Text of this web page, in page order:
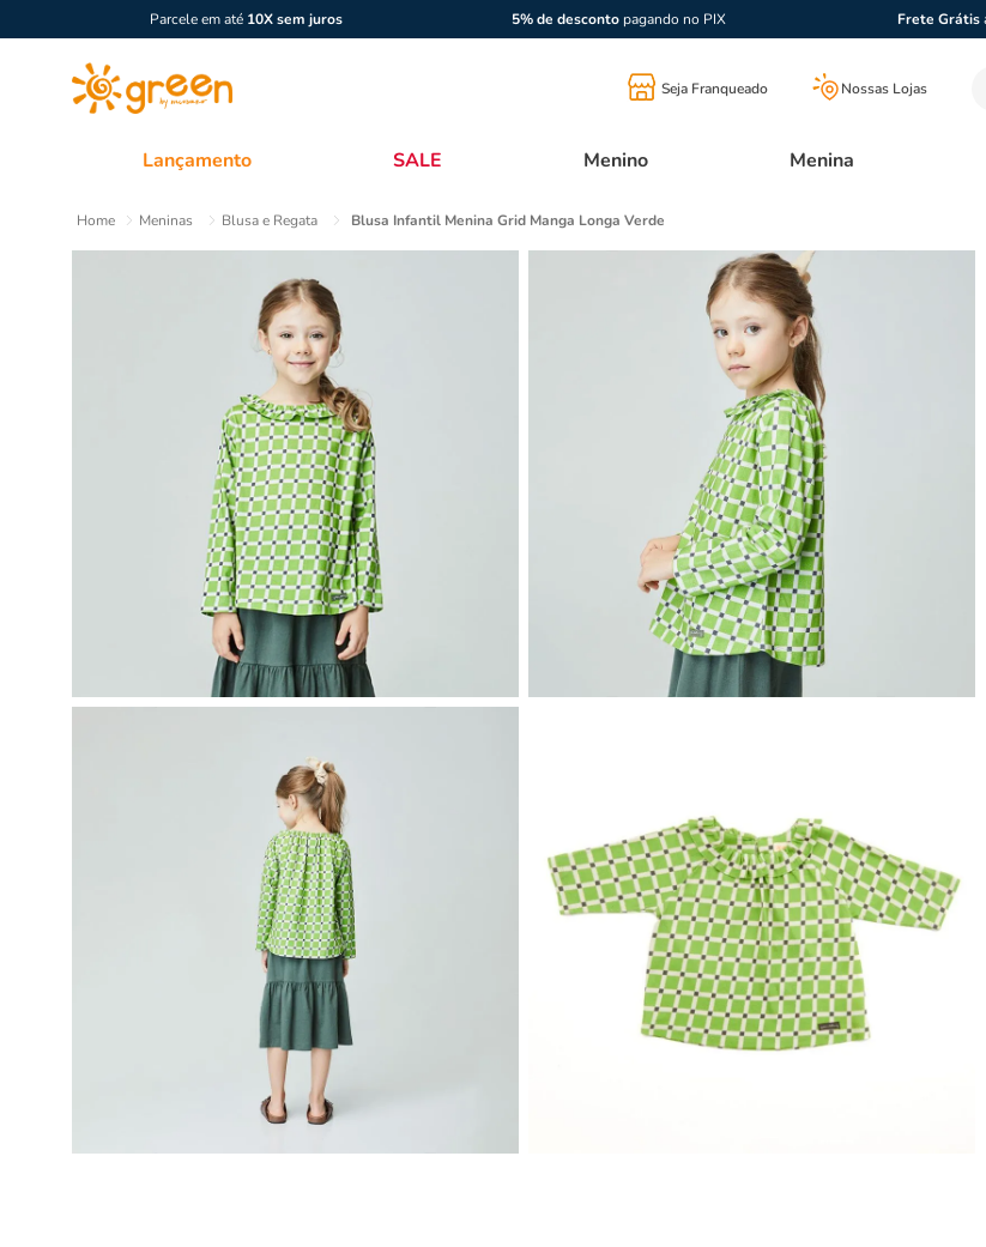
Parcele em até 10X sem juros 5% de descontopagando no PIX Frete Grátis
Seja Franqueado Nossas Lojas
Lançamento SALE Menino Menina
Meninas Blusa e Regata Blusa Infantil Menina Grid Manga Longa Verde